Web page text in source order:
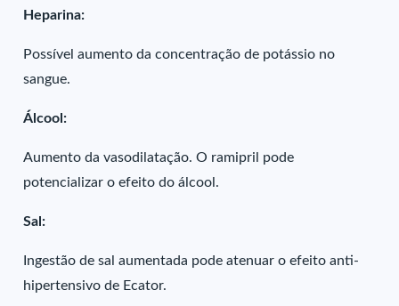
Heparina:
Possível aumento da concentração de potássio no
sangue.
Álcool:
Aumento da vasodilatação. O ramipril pode
potencializar o efeito do álcool.
Sal:
Ingestão de sal aumentada pode atenuar o efeito anti-
hipertensivo de Ecator.